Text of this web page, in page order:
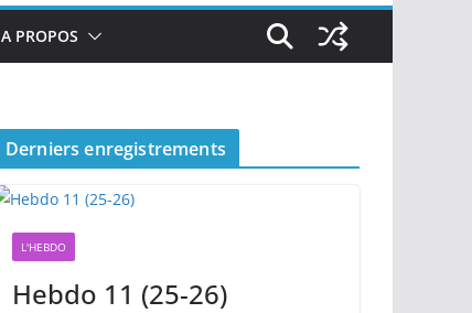
A PROPOS
Derniers enregistrements
L'HEBDO
Hebdo 11 (25-26)